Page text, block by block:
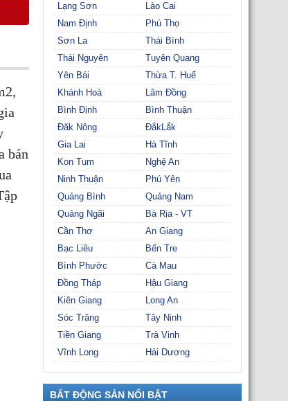
bán
Lạng Sơn
Lào Cai
Nam Định
Phú Thọ
Sơn La
Thái Bình
Thái Nguyên
Tuyên Quang
Yên Bái
Thừa T. Huế
Khánh Hoà
Lâm Đồng
Bình Định
Bình Thuận
Đăk Nông
ĐắkLắk
Gia Lai
Hà Tĩnh
Kon Tum
Nghệ An
Ninh Thuận
Phú Yên
Quảng Bình
Quảng Nam
Quảng Ngãi
Bà Rịa - VT
Cần Thơ
An Giang
Bạc Liêu
Bến Tre
Bình Phước
Cà Mau
Đồng Tháp
Hậu Giang
Kiên Giang
Long An
Sóc Trăng
Tây Ninh
Tiền Giang
Trà Vinh
Vĩnh Long
Hải Dương
BẤT ĐỘNG SẢN NỔI BẬT